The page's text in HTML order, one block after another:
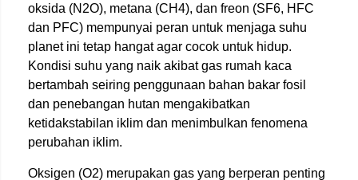
oksida (N2O), metana (CH4), dan freon (SF6, HFC
dan PFC) mempunyai peran untuk menjaga suhu
planet ini tetap hangat agar cocok untuk hidup.
Kondisi suhu yang naik akibat gas rumah kaca
bertambah seiring penggunaan bahan bakar fosil
dan penebangan hutan mengakibatkan
ketidakstabilan iklim dan menimbulkan fenomena
perubahan iklim.
Oksigen (O2) merupakan gas yang berperan penting